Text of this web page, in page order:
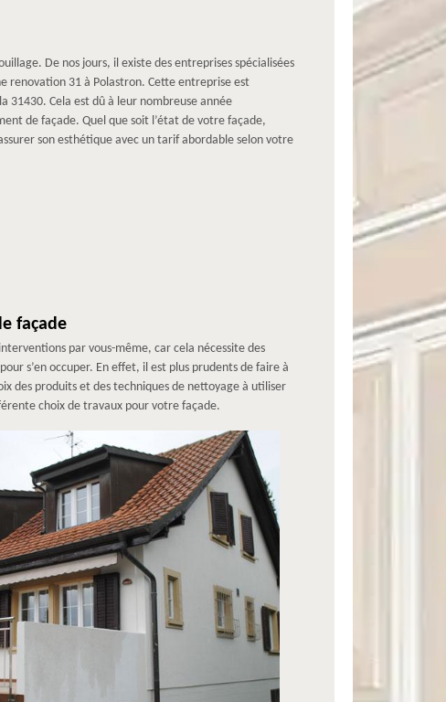
De nos jours, il existe des entreprises spécialisées
renovation 31 à Polastron. Cette entreprise est
31430. Cela est dû à leur nombreuse année
de façade. Quel que soit l’état de votre façade,
son esthétique avec un tarif abordable selon votre
façade
par vous-même, car cela nécessite des
s’en occuper. En effet, il est plus prudents de faire à
des produits et des techniques de nettoyage à utiliser
choix de travaux pour votre façade.